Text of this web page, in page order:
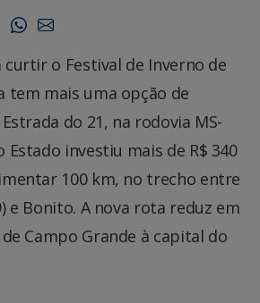
curtir o Festival de Inverno de
tem mais uma opção de
do 21, na rodovia MS-
Estado investiu mais de R$ 340
100 km, no trecho entre
e Bonito. A nova rota reduz em
Campo Grande à capital do